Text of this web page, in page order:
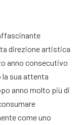
direzione artistica
anno consecutivo
la sua attenta
anno molto più di
come uno